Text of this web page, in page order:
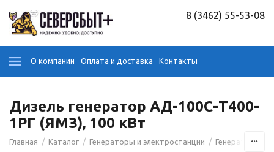
8 (3462) 55-53-08
О компании Оплата и доставка Контакты
Дизель генератор АД-100С-Т400-
1РГ (ЯМЗ), 100 кВт
Главная / Каталог / Генераторы и электростанции / Генераторы